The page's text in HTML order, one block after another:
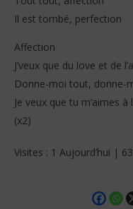
Il est tombé, perfection
Affection
J’veux que du love et de
Donne-moi tout, donne-
Je veux que tu m’aimes
(x2)
Visites : 1 Aujourd’hui |